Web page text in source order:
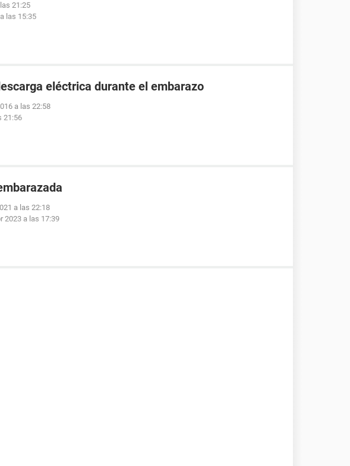
21:25
las 15:35
eléctrica durante el embarazo
a las 22:58
21:56
a las 22:18
2023 a las 17:39